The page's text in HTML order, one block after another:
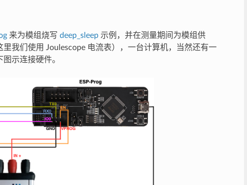
来为模组烧写 deep_sleep 示例，并在测量期间为模组供
我们使用 Joulescope 电流表），一台计算机，当然还有一
示连接硬件。